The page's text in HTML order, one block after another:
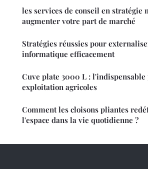
les services de conseil en stratégie
augmenter votre part de marché
Stratégies réussies pour
informatique efficacement
Cuve plate 3000 L : l'indispensable
exploitation agricoles
Comment les cloisons pliantes
l'espace dans la vie quotidienne ?